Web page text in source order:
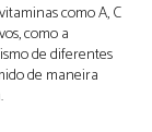
como A, C
como a
de diferentes
de maneira